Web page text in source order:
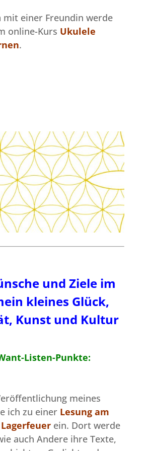
mit einer Freundin werde
online-Kurs Ukulele
.
und Ziele im
kleines Glück,
Kunst und Kultur
Listen-Punkte:
meines
ich zu einer Lesung am
ein. Dort werde
auch Andere ihre Texte,